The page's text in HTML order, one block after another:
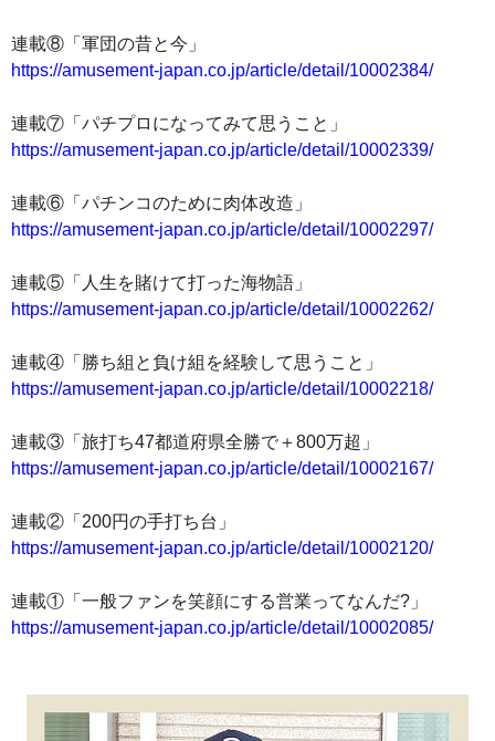
連載⑧「軍団の昔と今」
https://amusement-japan.co.jp/article/detail/10002384/
連載⑦「パチプロになってみて思うこと」
https://amusement-japan.co.jp/article/detail/10002339/
連載⑥「パチンコのために肉体改造」
https://amusement-japan.co.jp/article/detail/10002297/
連載⑤「人生を賭けて打った海物語」
https://amusement-japan.co.jp/article/detail/10002262/
連載④「勝ち組と負け組を経験して思うこと」
https://amusement-japan.co.jp/article/detail/10002218/
連載③「旅打ち47都道府県全勝で＋800万超」
https://amusement-japan.co.jp/article/detail/10002167/
連載②「200円の手打ち台」
https://amusement-japan.co.jp/article/detail/10002120/
連載①「一般ファンを笑顔にする営業ってなんだ?」
https://amusement-japan.co.jp/article/detail/10002085/